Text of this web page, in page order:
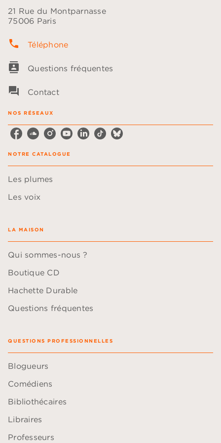
21 Rue du Montparnasse
75006 Paris
phone Téléphone
contacts Questions fréquentes
question_answer Contact
NOS RÉSEAUX
NOTRE CATALOGUE
Les plumes
Les voix
LA MAISON
Qui sommes-nous ?
Boutique CD
Hachette Durable
Questions fréquentes
QUESTIONS PROFESSIONNELLES
Blogueurs
Comédiens
Bibliothécaires
Libraires
Professeurs